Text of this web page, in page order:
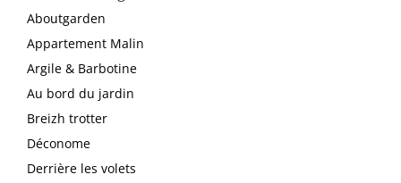
Aboutgarden
Appartement Malin
Argile & Barbotine
Au bord du jardin
Breizh trotter
Déconome
Derrière les volets